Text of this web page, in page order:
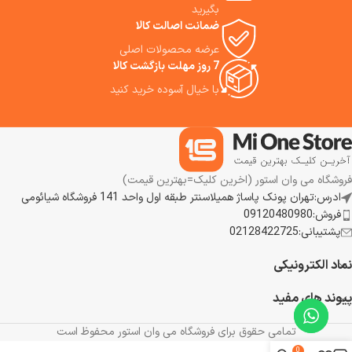
راحتی می توانید روزمره استفاده
نماید. ما استفاده از این ویدئو
پروژکتور را به شما پیشنهاد می
کنیم.
بگیرید
ضمانت اصالت کالا
عرضه محصولات اصلی
7 روز مهلت بازگشت کالا
با خیال آسوده خرید کنید
فروشگاه می وان استور (اخرین کلیک=بهترین قیمت)
ادرس:تهران پونک پاساژ همیلاسنتر طبقه اول واحد 141 فروشگاه شیائومی
فروش:09120480980
پشتیبانی:02128422725
نماد الکترونیکی
پیوند های مفید
تمامی حقوق برای فروشگاه می وان استور محفوظ است